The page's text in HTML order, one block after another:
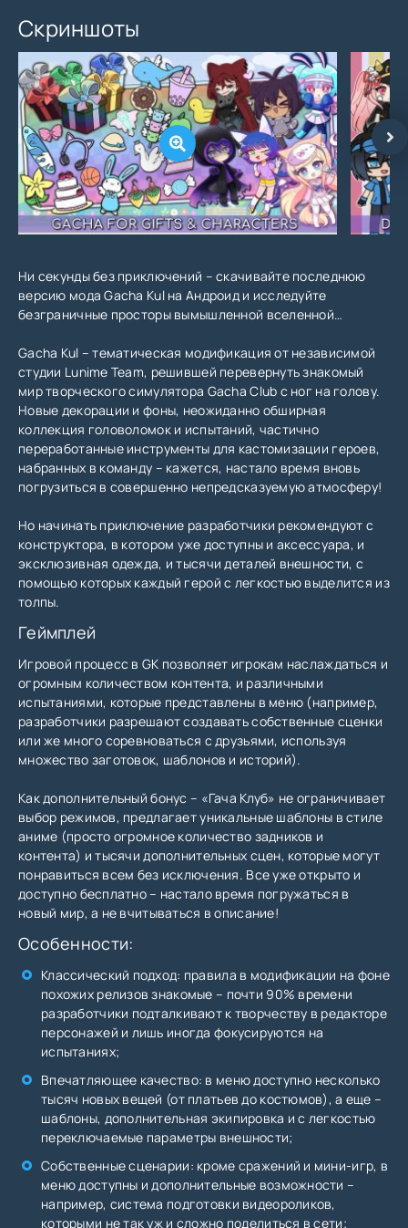
Скриншоты
Ни секунды без приключений – скачивайте последнюю
версию мода Gacha Kul на Андроид и исследуйте
безграничные просторы вымышленной вселенной…
Gacha Kul – тематическая модификация от независимой
студии Lunime Team, решившей перевернуть знакомый
мир творческого симулятора Gacha Club с ног на голову.
Новые декорации и фоны, неожиданно обширная
коллекция головоломок и испытаний, частично
переработанные инструменты для кастомизации героев,
набранных в команду – кажется, настало время вновь
погрузиться в совершенно непредсказуемую атмосферу!
Но начинать приключение разработчики рекомендуют с
конструктора, в котором уже доступны и аксессуара, и
эксклюзивная одежда, и тысячи деталей внешности, с
помощью которых каждый герой с легкостью выделится из
толпы.
Геймплей
Игровой процесс в GK позволяет игрокам наслаждаться и
огромным количеством контента, и различными
испытаниями, которые представлены в меню (например,
разработчики разрешают создавать собственные сценки
или же много соревноваться с друзьями, используя
множество заготовок, шаблонов и историй).
Как дополнительный бонус – «Гача Клуб» не ограничивает
выбор режимов, предлагает уникальные шаблоны в стиле
аниме (просто огромное количество задников и
контента) и тысячи дополнительных сцен, которые могут
понравиться всем без исключения. Все уже открыто и
доступно бесплатно – настало время погружаться в
новый мир, а не вчитываться в описание!
Особенности:
Классический подход: правила в модификации на фоне
похожих релизов знакомые – почти 90% времени
разработчики подталкивают к творчеству в редакторе
персонажей и лишь иногда фокусируются на
испытаниях;
Впечатляющее качество: в меню доступно несколько
тысяч новых вещей (от платьев до костюмов), а еще –
шаблоны, дополнительная экипировка и с легкостью
переключаемые параметры внешности;
Собственные сценарии: кроме сражений и мини-игр, в
меню доступны и дополнительные возможности –
например, система подготовки видеороликов,
которыми не так уж и сложно поделиться в сети;